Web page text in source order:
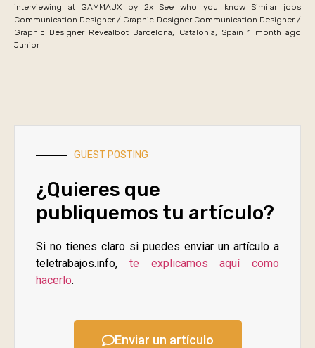
interviewing at GAMMAUX by 2x See who you know Similar jobs
Communication Designer / Graphic Designer Communication Designer /
Graphic Designer Revealbot Barcelona, Catalonia, Spain 1 month ago
Junior
GUEST POSTING
¿Quieres que
publiquemos tu artículo?
Si no tienes claro si puedes enviar un artículo a
teletrabajos.info, te explicamos aquí como
hacerlo.
Enviar un artículo